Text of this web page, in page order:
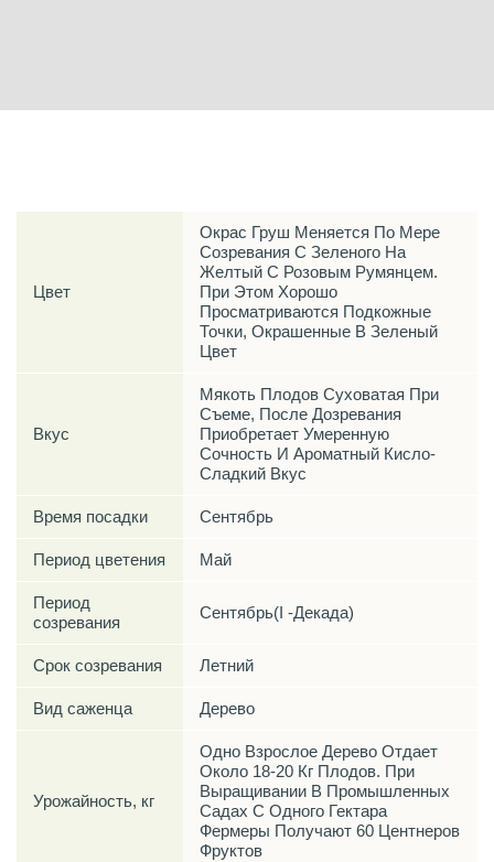
Цвет
Окрас Груш Меняется По Мере
Созревания С Зеленого На
Желтый С Розовым Румянцем.
При Этом Хорошо
Просматриваются Подкожные
Точки, Окрашенные В Зеленый
Цвет
Вкус
Мякоть Плодов Суховатая При
Съеме, После Дозревания
Приобретает Умеренную
Сочность И Ароматный Кисло-
Сладкий Вкус
Время посадки Сентябрь
Период цветения Май
Период
созревания
Сентябрь(I -Декада)
Срок созревания Летний
Вид саженца Дерево
Урожайность, кг
Одно Взрослое Дерево Отдает
Около 18-20 Кг Плодов. При
Выращивании В Промышленных
Садах С Одного Гектара
Фермеры Получают 60 Центнеров
Фруктов